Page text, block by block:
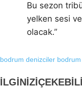
Bu sezon
yelken sesi
olacak.”
bodrum denizciler
İLGİNİZİ